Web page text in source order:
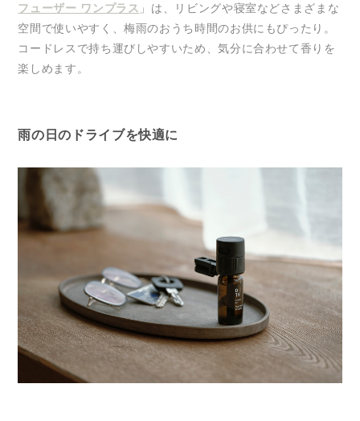
フューザー ワンプラス 」は、リビングや寝室などさまざまな
空間で使いやすく、梅雨のおうち時間のお供にもぴったり。
コードレスで持ち運びしやすいため、気分に合わせて香りを
楽しめます。
雨の日のドライブを快適に